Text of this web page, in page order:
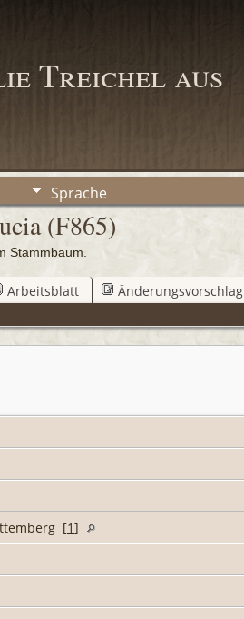
Treichel aus
Sprache
(F865)
Stammbaum.
Arbeitsblatt Änderungsvorschlag
[1]